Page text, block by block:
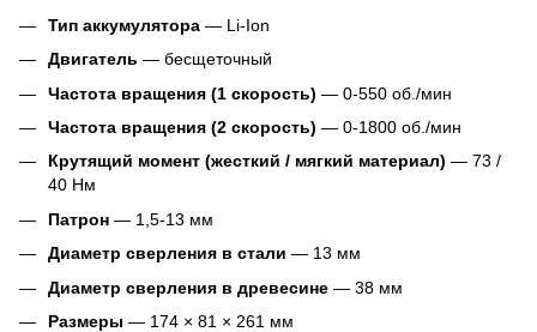
Тип аккумулятора — Li-Ion
Двигатель — бесщеточный
Частота вращения (1 скорость) — 0-550 об./мин
Частота вращения (2 скорость) — 0-1800 об./мин
Крутящий момент (жесткий / мягкий материал) — 73 /
40 Нм
Патрон — 1,5-13 мм
Диаметр сверления в стали — 13 мм
Диаметр сверления в древесине — 38 мм
Размеры — 174 × 81 × 261 мм